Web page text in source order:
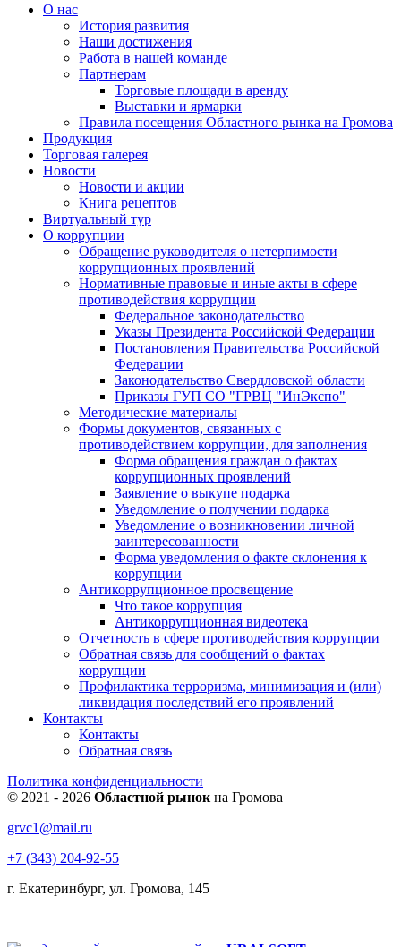
О нас
История развития
Наши достижения
Работа в нашей команде
Партнерам
Торговые площади в аренду
Выставки и ярмарки
Правила посещения Областного рынка на Громова
Продукция
Торговая галерея
Новости
Новости и акции
Книга рецептов
Виртуальный тур
О коррупции
Обращение руководителя о нетерпимости
коррупционных проявлений
Нормативные правовые и иные акты в сфере
противодействия коррупции
Федеральное законодательство
Указы Президента Российской Федерации
Постановления Правительства Российской
Федерации
Законодательство Свердловской области
Приказы ГУП СО "ГРВЦ "ИнЭкспо"
Методические материалы
Формы документов, связанных с
противодействием коррупции, для заполнения
Форма обращения граждан о фактах
коррупционных проявлений
Заявление о выкупе подарка
Уведомление о получении подарка
Уведомление о возникновении личной
заинтересованности
Форма уведомления о факте склонения к
коррупции
Антикоррупционное просвещение
Что такое коррупция
Антикоррупционная видеотека
Отчетность в сфере противодействия коррупции
Обратная связь для сообщений о фактах
коррупции
Профилактика терроризма, минимизация и (или)
ликвидация последствий его проявлений
Контакты
Контакты
Обратная связь
Политика конфиденциальности
© 2021 - 2026 Областной рынок на Громова
grvc1@mail.ru
+7 (343) 204-92-55
г. Екатеринбург, ул. Громова, 145